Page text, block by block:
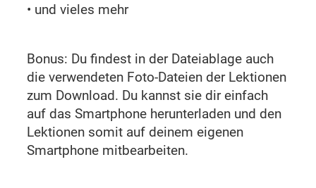
• und vieles mehr
Bonus: Du findest in der Dateiablage auch
die verwendeten Foto-Dateien der Lektionen
zum Download. Du kannst sie dir einfach
auf das Smartphone herunterladen und den
Lektionen somit auf deinem eigenen
Smartphone mitbearbeiten.